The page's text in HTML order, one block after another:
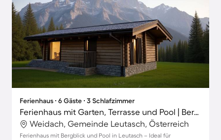
Ferienhaus ∙ 6 Gäste ∙ 3 Schlafzimmer
Ferienhaus mit Garten, Terrasse und Pool | Bergblick
Weidach, Gemeinde Leutasch, Österreich
Ferienhaus mit Bergblick und Pool in Leutasch – Ideal für